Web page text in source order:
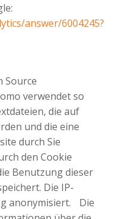
answer/6004245?
Source
verwendet so
die auf
und die eine
durch Sie
den Cookie
Benutzung dieser
Die IP-
anonymisiert. Die